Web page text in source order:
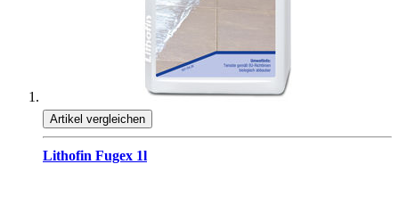
Artikel vergleichen
Lithofin Fugex 1l